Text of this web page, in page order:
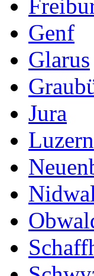
Genf
Glarus
Jura
Luzern